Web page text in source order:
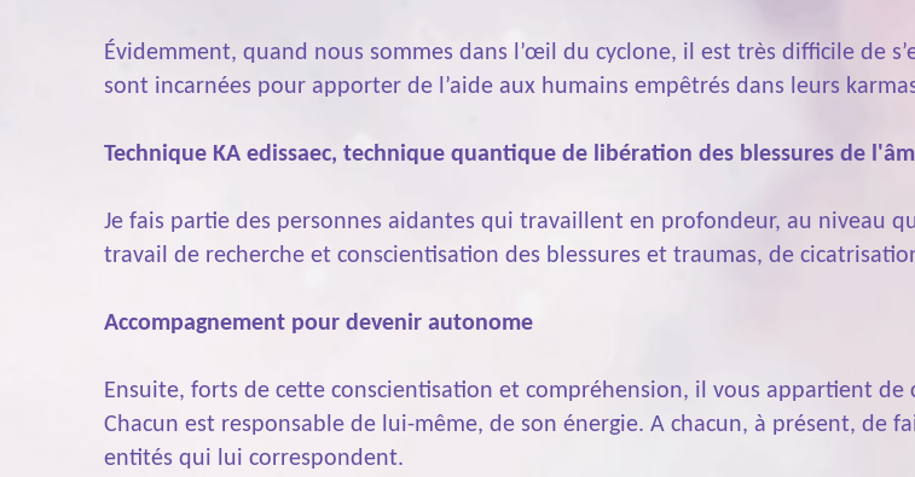
Évidemment, quand nous sommes dans l’œil du cyclone, il est très difficile de
sont incarnées pour apporter de l’aide aux humains empêtrés dans leurs
Technique KA edissaec, technique quantique de libération des blessures de
Je fais partie des personnes aidantes qui travaillent en profondeur, au niveau
travail de recherche et conscientisation des blessures et traumas, de
Accompagnement pour devenir autonome
Ensuite, forts de cette conscientisation et compréhension, il vous appartient de
Chacun est responsable de lui-même, de son énergie. A chacun, à présent, de
entités qui lui correspondent.